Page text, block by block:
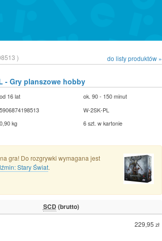
) do listy produktów »
- Gry planszowe hobby
od 16 lat
ok. 90 - 150 minut
5906874198513
W-2SK-PL
0,90 kg
6 szt. w kartonie
gra! Do rozgrywki wymagana jest
Stary Świat.
SCD (brutto)
229,95 zł